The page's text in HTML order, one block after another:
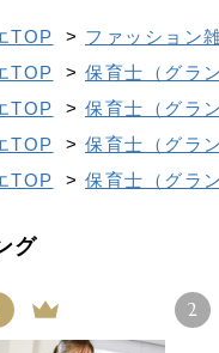
TOP > ファッション
TOP
> 保育士（グラ
TOP
> 保育士（グラ
TOP
> 保育士（グラ
TOP
> 保育士（グラ
グ
2